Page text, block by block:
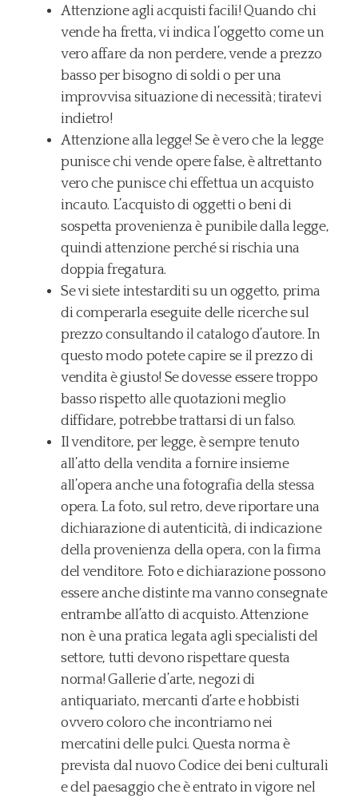
​Attenzione agli acquisti facili! Quando chi
vende ha fretta, vi indica l’oggetto come un
vero affare da non perdere, vende a prezzo
basso per bisogno di soldi o per una
improvvisa situazione di necessità; tiratevi
indietro!
Attenzione alla legge! Se è vero che la legge
punisce chi vende opere false, è altrettanto
vero che punisce chi effettua un acquisto
incauto. L’acquisto di oggetti o beni di
sospetta provenienza è punibile dalla legge,
quindi attenzione perché si rischia una
doppia fregatura.
Se vi siete intestarditi su un oggetto, prima
di comperarla eseguite delle ricerche sul
prezzo consultando il catalogo d’autore. In
questo modo potete capire se il prezzo di
vendita è giusto! Se dovesse essere troppo
basso rispetto alle quotazioni meglio
diffidare, potrebbe trattarsi di un falso.
Il venditore, per legge, è sempre tenuto
all’atto della vendita a fornire insieme
all’opera anche una fotografia della stessa
opera. La foto, sul retro, deve riportare una
dichiarazione di autenticità, di indicazione
della provenienza della opera, con la firma
del venditore. Foto e dichiarazione possono
essere anche distinte ma vanno consegnate
entrambe all’atto di acquisto. Attenzione
non è una pratica legata agli specialisti del
settore, tutti devono rispettare questa
norma! Gallerie d’arte, negozi di
antiquariato, mercanti d’arte e hobbisti
ovvero coloro che incontriamo nei
mercatini delle pulci. Questa norma è
prevista dal nuovo Codice dei beni culturali
e del paesaggio che è entrato in vigore nel